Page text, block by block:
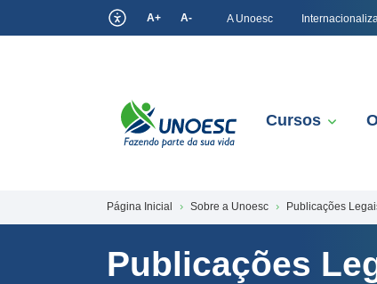
A+ A- A Unoesc
Cursos
Página Inicial Sobre a Unoesc Publicações
Publicações